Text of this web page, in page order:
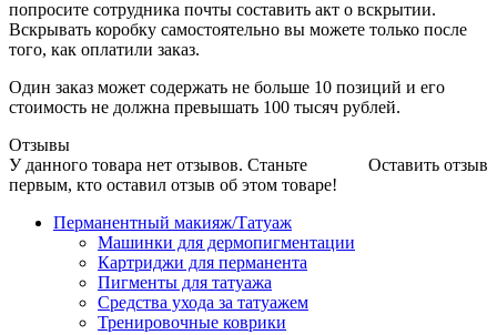
попросите сотрудника почты составить акт о вскрытии.
Вскрывать коробку самостоятельно вы можете только после
того, как оплатили заказ.
Один заказ может содержать не больше 10 позиций и его
стоимость не должна превышать 100 тысяч рублей.
Отзывы
Оставить отзыв
У данного товара нет отзывов. Станьте
первым, кто оставил отзыв об этом товаре!
Перманентный макияж/Татуаж
Машинки для дермопигментации
Картриджи для перманента
Пигменты для татуажа
Средства ухода за татуажем
Тренировочные коврики